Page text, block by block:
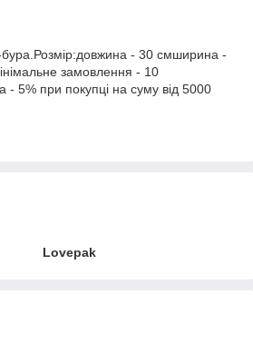
бура.Розмір:довжина - 30 смширина -
замовлення - 10
- 5% при покупці на суму від 5000
Lovepak